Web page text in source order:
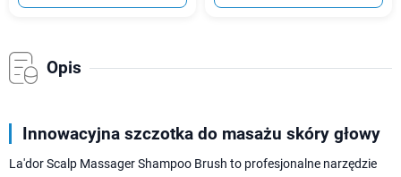
Opis
Innowacyjna szczotka do masażu skóry głowy
La'dor Scalp Massager Shampoo Brush to profesjonalne narzędzie